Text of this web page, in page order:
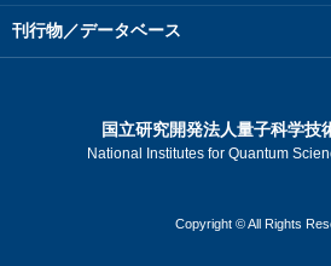
刊行物／データベース
国立研究開発法人量子科学技
National Institutes for Quantum
Copyright © All Rights